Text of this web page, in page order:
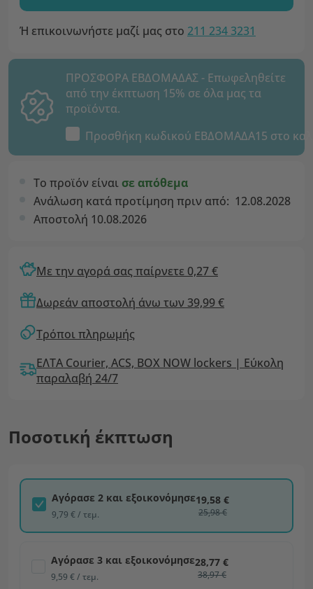
Ή επικοινωνήστε μαζί μας στο 211 234 3231
ΠΡΟΣΦΟΡΑ ΕΒΔΟΜΑΔΑΣ - Επωφεληθείτε
από την έκπτωση 15% σε όλα μας τα
προϊόντα.
Προσθήκη κωδικού ΕΒΔΟΜΑΔΑ15 στο
Το προϊόν είναι σε απόθεμα
Ανάλωση κατά προτίμηση πριν από: 12.08.2028
Αποστολή 10.08.2026
Με την αγορά σας παίρνετε 0,27 €
Δωρεάν αποστολή άνω των 39,99 €
Τρόποι πληρωμής
ΕΛΤΑ Courier, ACS, BOX NOW lockers | Εύκολη
παραλαβή 24/7
Ποσοτική έκπτωση
Αγόρασε 2 και εξοικονόμησε
9,79 € / τεμ.
19,58 €
25,98 €
Αγόρασε 3 και εξοικονόμησε
9,59 € / τεμ.
28,77 €
38,97 €